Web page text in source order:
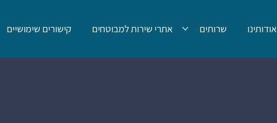
אודותינו שרותים אתרי שירות למבוטחים קישורים שימושיים